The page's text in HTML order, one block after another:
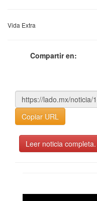
Vida Extra
Compartir en:
Copiar URL
Leer noticia completa.